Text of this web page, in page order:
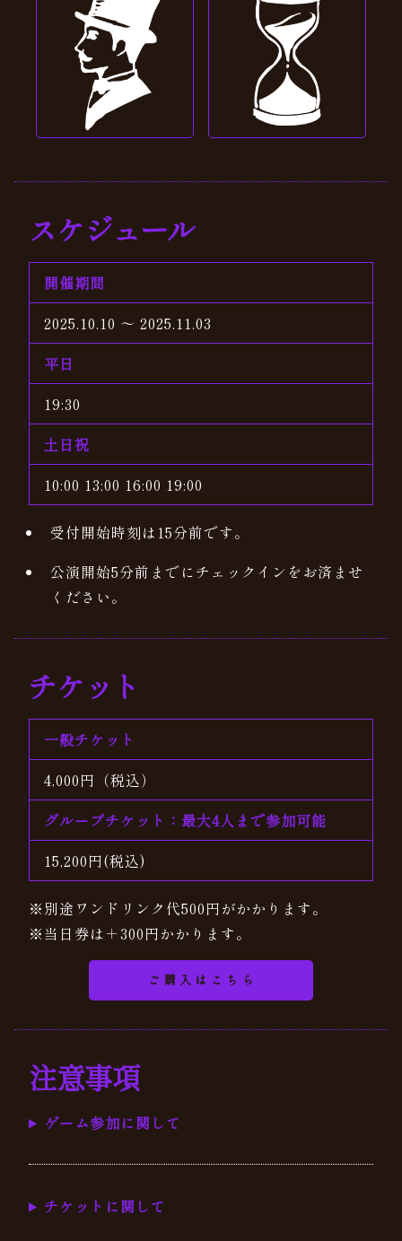
スケジュール
開催期間
2025.10.10 ～ 2025.11.03
平日
19:30
土日祝
10:00 13:00 16:00 19:00
受付開始時刻は15分前です。
公演開始5分前までにチェックインをお済ませ
ください。
チケット
一般チケット
4,000円（税込）
グループチケット：最大4人まで参加可能
15,200円(税込)
※別途ワンドリンク代500円がかかります。
※当日券は＋300円かかります。
ご購入はこちら
注意事項
ゲーム参加に関して
チケットに関して